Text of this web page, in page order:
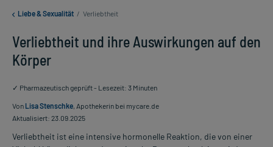
Liebe & Sexualität / Verliebtheit
Verliebtheit und ihre Auswirkungen auf den
Körper
✓ Pharmazeutisch geprüft - Lesezeit: 3 Minuten
Von Lisa Stenschke, Apothekerin bei mycare.de
Aktualisiert: 23.09.2025
Verliebtheit ist eine intensive hormonelle Reaktion, die von einer